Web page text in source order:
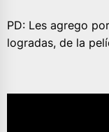
PD: Les agrego
logradas, de la